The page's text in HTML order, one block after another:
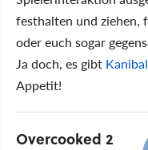
festhalten und ziehen,
oder euch sogar
Ja doch, es gibt
Appetit!
Overcooked 2